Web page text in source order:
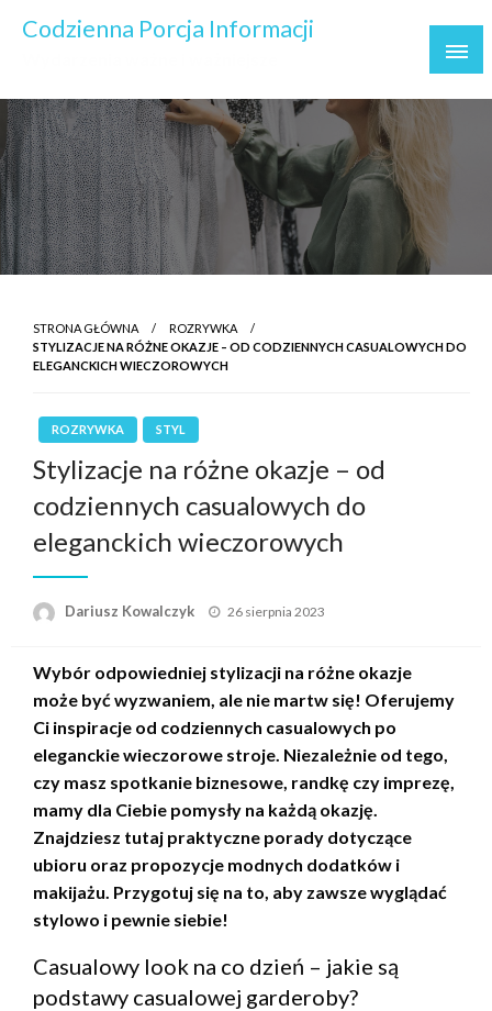
Codzienna Porcja Informacji
STRONA GŁÓWNA
ROZRYWKA
STYLIZACJE NA RÓŻNE OKAZJE – OD CODZIENNYCH CASUALOWYCH DO
ELEGANCKICH WIECZOROWYCH
ROZRYWKA STYL
Stylizacje na różne okazje – od
codziennych casualowych do
eleganckich wieczorowych
Dariusz Kowalczyk
Opublikowane
26 sierpnia 2023
Wybór odpowiedniej stylizacji na różne okazje
może być wyzwaniem, ale nie martw się! Oferujemy
Ci inspiracje od codziennych casualowych po
eleganckie wieczorowe stroje. Niezależnie od tego,
czy masz spotkanie biznesowe, randkę czy imprezę,
mamy dla Ciebie pomysły na każdą okazję.
Znajdziesz tutaj praktyczne porady dotyczące
ubioru oraz propozycje modnych dodatków i
makijażu. Przygotuj się na to, aby zawsze wyglądać
stylowo i pewnie siebie!
Casualowy look na co dzień – jakie są
podstawy casualowej garderoby?